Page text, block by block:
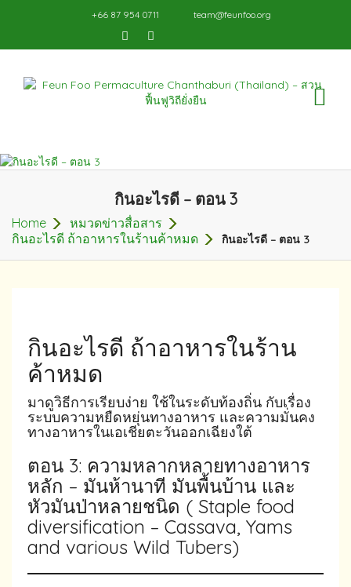
+66 87 954 0711 team@feunfoo.org
กินอะไรดี – ตอน 3
Home
หมวดข่าวสื่อสาร
กินอะไรดี ถ้าอาหารในร้านค้าหมด
กินอะไรดี – ตอน 3
กินอะไรดี ถ้าอาหารในร้าน
ค้าหมด
มาดูวิธีการเรียบง่าย ใช้ในระดับท้องถิ่น กับเรื่อง
ระบบความหยืดหยุ่นทางอาหาร และความมั่นคง
ทางอาหารในเอเชียตะวันออกเฉียงใต้
ตอน 3: ความหลากหลายทางอาหาร
หลัก – มันห้านาที มันพื้นบ้าน และ
หัวมันป่าหลายชนิด ( Staple food
diversification – Cassava, Yams
and various Wild Tubers)